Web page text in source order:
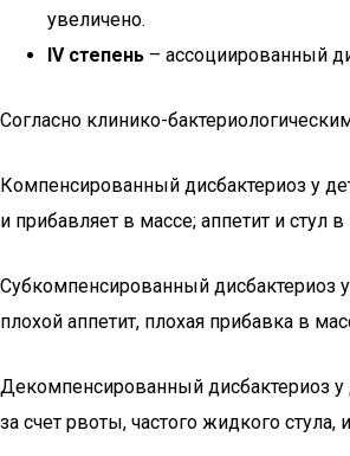
увеличено.
IV степень – ассоциированный
Согласно клинико-
Компенсированный дисбактериоз у
и прибавляет в массе; аппетит и стул
Субкомпенсированный дисбактериоз
плохой аппетит, плохая прибавка в
Декомпенсированный дисбактериоз у
за счет рвоты, частого жидкого